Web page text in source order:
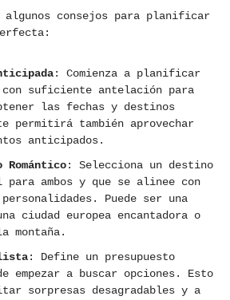
consejos para planificar
: Comienza a planificar
suficiente antelación para
las fechas y destinos
permitirá también aprovechar
anticipados.
: Selecciona un destino
para ambos y que se alinee con
Puede ser una
ciudad europea encantadora o
montaña.
: Define un presupuesto
empezar a buscar opciones. Esto
sorpresas desagradables y a